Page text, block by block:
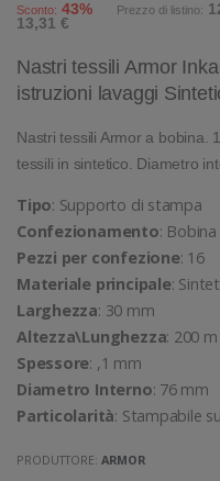
Sconto: 43% Prezzo di listino:
13,31 €
Nastri tessili Armor
istruzioni lavaggi
Nastri tessili Armor a bobina.
tessili in sintetico. Diametro
Tipo: Supporto di stampa
Confezionamento: Bobina
Pezzi per confezione: 16
Materiale principale:
Larghezza: 30 mm
Altezza\Lunghezza: 200 m
Spessore: ,1 mm
Diametro Interno: 76 mm
Particolarità: Stampabile
PRODUTTORE:ARMOR